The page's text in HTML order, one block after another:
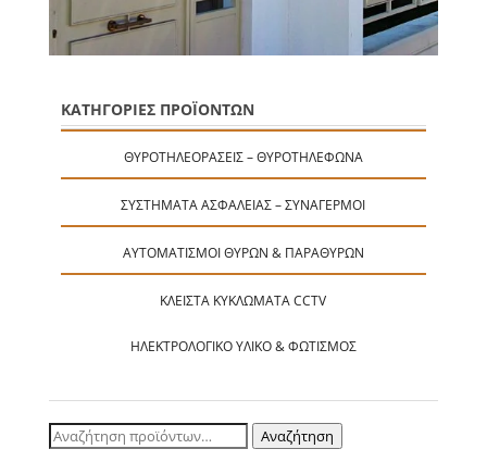
ΚΑΤΗΓΟΡΙΕΣ ΠΡΟΪΟΝΤΩΝ
ΘΥΡΟΤΗΛΕΟΡΆΣΕΙΣ – ΘΥΡΟΤΗΛΈΦΩΝΑ
ΣΥΣΤΉΜΑΤΑ ΑΣΦΑΛΕΊΑΣ – ΣΥΝΑΓΕΡΜΟΊ
ΑΥΤΟΜΑΤΙΣΜΟΊ ΘΥΡΏΝ & ΠΑΡΑΘΎΡΩΝ
ΚΛΕΙΣΤΆ ΚΥΚΛΏΜΑΤΑ CCTV
ΗΛΕΚΤΡΟΛΟΓΙΚΌ ΥΛΙΚΌ & ΦΩΤΙΣΜΌΣ
Αναζήτηση
Αναζήτηση